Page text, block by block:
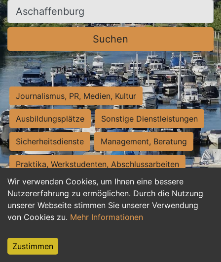
Wir verwenden Cookies, um Ihnen eine bessere
Nutzererfahrung zu ermöglichen. Durch die Nutzung
unserer Webseite stimmen Sie unserer Verwendung
von Cookies zu. Mehr Informationen
Zustimmen
Ort, Stadt
Suchen
Journalismus, PR, Medien, Kultur
Ausbildungsplätze Sonstige Dienstleistungen
Sicherheitsdienste Management, Beratung
Praktika, Werkstudenten, Abschlussarbeiten
Personalwesen Assistenz, Sekretariat
Hilfskräfte, Aushilfs- und Nebenjobs
Weiterbildung, Studium, duale Ausbildung